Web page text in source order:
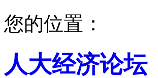
您的位置：
人大经济论坛